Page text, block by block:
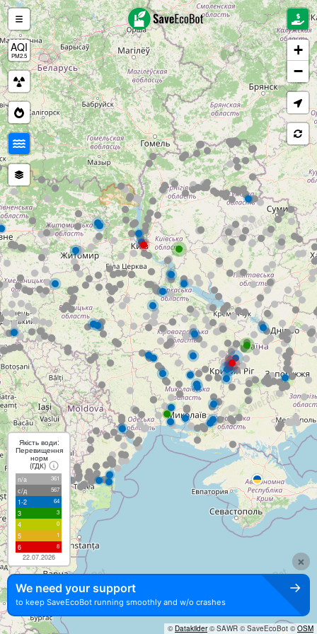
AQI
PM2.5
+
−
Якість води:
Перевищення
норм
(ГДК)
n/a 361
с/д 567
1-2 64
3 3
4 0
5 1
6 8
22.07.2026
© Datakilder© SAWR © SaveEcoBot © OSM
×
→
We need your support
to keep SaveEcoBot running smoothly and w/o crashes